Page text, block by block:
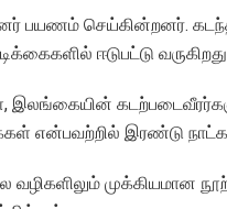
பயணம் செய்கின்றனர்.
ஈடுபட்டு
இலங்கையின்
என்பவற்றில் இரண்டு
வழிகளிலும் முக்கியமான